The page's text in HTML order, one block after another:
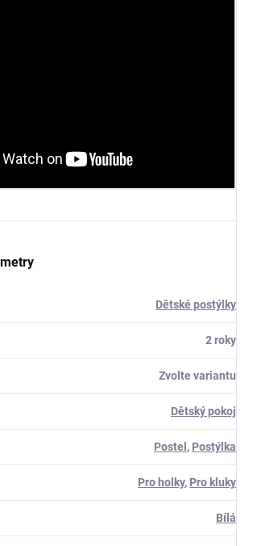
Dětské postýlky
2 roky
Zvolte variantu
Dětský pokoj
Postel , Postýlka
Pro holky, Pro kluky
Bílá